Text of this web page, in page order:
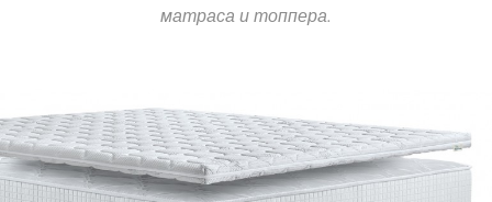
матраса и топпера.